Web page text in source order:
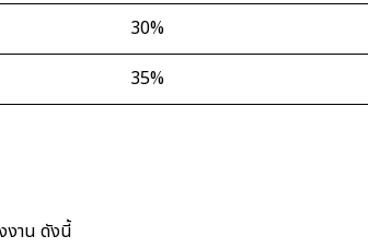
30%
35%
งาน ดังนี้